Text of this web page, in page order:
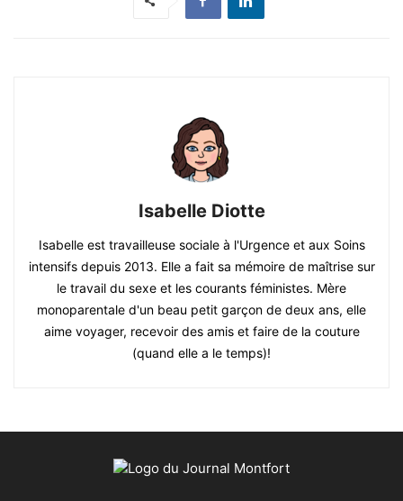
Isabelle Diotte
Isabelle est travailleuse sociale à l'Urgence et aux Soins
intensifs depuis 2013. Elle a fait sa mémoire de maîtrise sur
le travail du sexe et les courants féministes. Mère
monoparentale d'un beau petit garçon de deux ans, elle
aime voyager, recevoir des amis et faire de la couture
(quand elle a le temps)!